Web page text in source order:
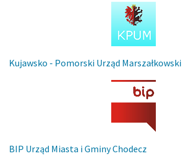
Kujawsko - Pomorski Urząd Marszałkowski
BIP Urząd Miasta i Gminy Chodecz